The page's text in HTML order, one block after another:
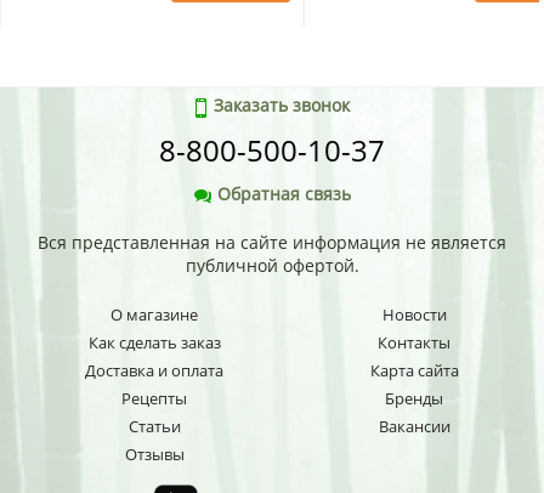
Заказать звонок
8-800-500-10-37
Обратная связь
Вся представленная на сайте информация не является
публичной офертой.
О магазине
Как сделать заказ
Доставка и оплата
Рецепты
Статьи
Отзывы
Новости
Контакты
Карта сайта
Бренды
Вакансии